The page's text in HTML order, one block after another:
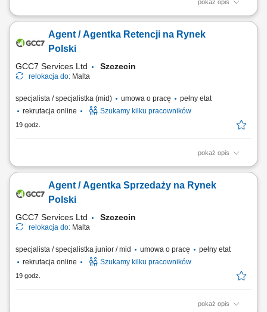
pokaż opis
What we do We are dedicated to helping the world's leading companies
digital. Cognizant Poland offices are located in Gdańsk, Wrocław, and
Kraków. With the capacity to support various clients, we offer a world of...
Agent / Agentka Retencji na Rynek
Polski
GCC7 Services Ltd Szczecin
relokacja do: Malta
specjalista / specjalistka (mid) umowa o pracę
pełny etat
rekrutacja online
Szukamy kilku pracowników
19 godz.
pokaż opis
ZAKRES OBOWIĄZKÓW: Aktywny kontakt telefoniczny z klientami
portfolio; Sprzedaż usług związanych z finansami, w tym szkoleń z
zakresu edukacji finansowej; Budowanie relacji długotrwałych z
Agent / Agentka Sprzedaży na Rynek
Polski
GCC7 Services Ltd Szczecin
relokacja do: Malta
specjalista / specjalistka junior / mid umowa o pracę
pełny etat
rekrutacja online
Szukamy kilku pracowników
19 godz.
pokaż opis